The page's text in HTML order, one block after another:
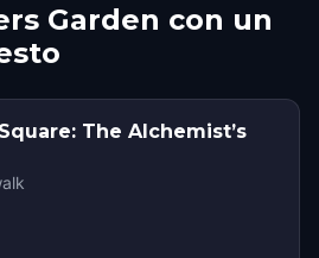
Garden con un
The Alchemist’s